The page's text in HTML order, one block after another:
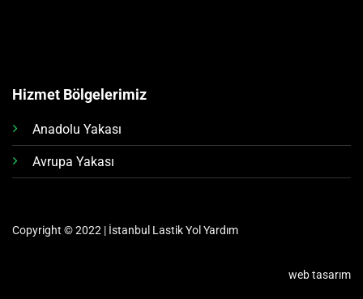
Hizmet Bölgelerimiz
Anadolu Yakası
Avrupa Yakası
Copyright © 2022 | İstanbul Lastik Yol Yardım
web tasarım